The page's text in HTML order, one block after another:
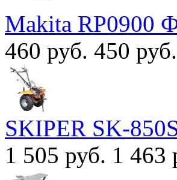
Makita RP0900
460 руб. 450 руб.
SKIPER SK-
1 505 руб. 1 463